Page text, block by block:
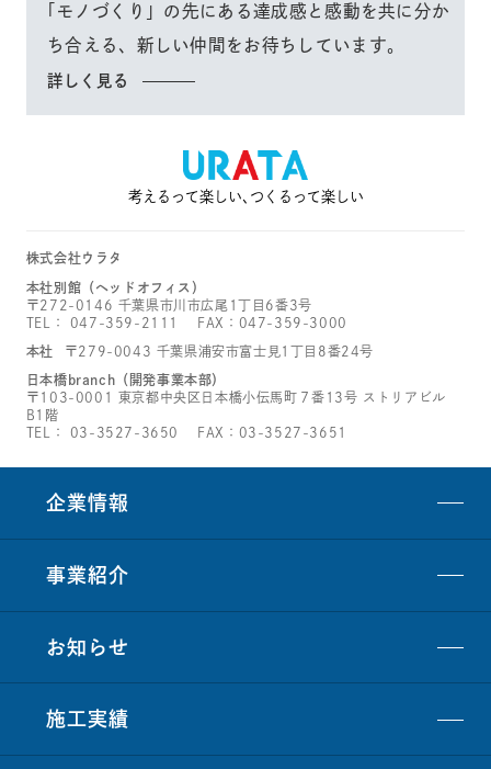
「モノづくり」 の先にある達成感と感動を共に分か
ち合える、 新しい仲間をお待ちしています。
詳しく見る
考えるって楽しい､つくるって楽しい
株式会社ウラタ
本社別館（ヘッドオフィス）
〒272-0146 千葉県市川市広尾1丁目6番3号
TEL： 047-359-2111 FAX：047-359-3000
本社 〒279-0043 千葉県浦安市富士見1丁目8番24号
日本橋branch（開発事業本部）
〒103-0001 東京都中央区日本橋小伝馬町７番13号 ストリアビル
B1階
TEL： 03-3527-3650 FAX：03-3527-3651
企業情報
事業紹介
お知らせ
施工実績